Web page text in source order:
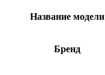
Название модели
Бренд